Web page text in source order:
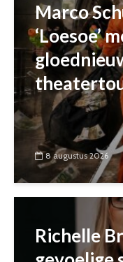
Marco
‘Loesoe’
8 augustus 2026
Richelle